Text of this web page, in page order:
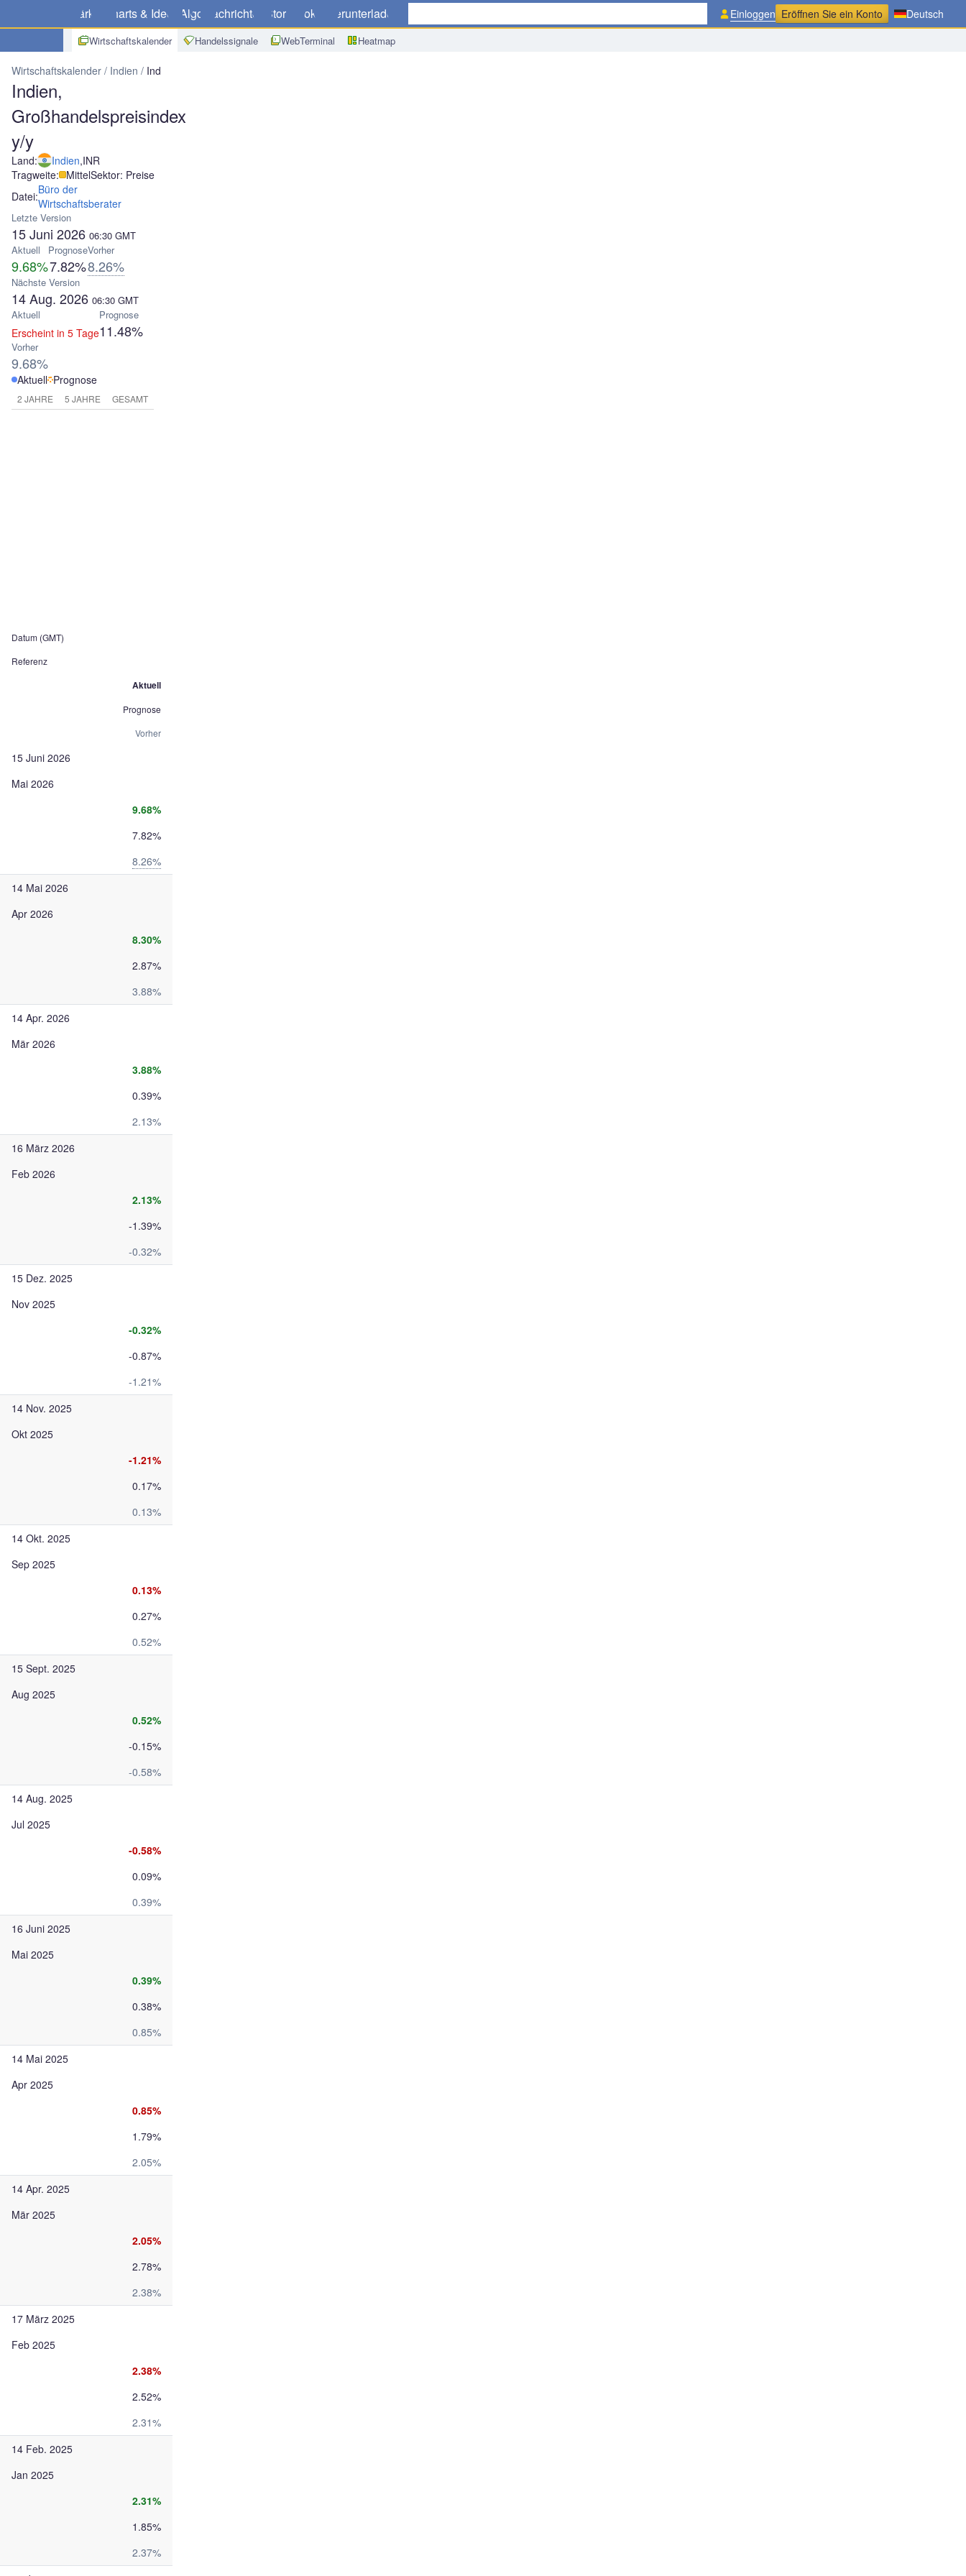
Märkte Charts & Ideen Algo Nachrichten Store Broker Herunterladen
Wirtschaftskalender Handelssignale WebTerminal Heatmap
Einloggen Eröffnen Sie ein Konto Deutsch
Wirtschaftskalender Indien Indien, Großhandelspreisindex y/y
Indien,
Großhandelspreisindex
y/y
Land: Indien,INR
Tragweite: MittelSektor: Preise
Datei:Büro der
Wirtschaftsberater
Letzte Version
15 Juni 2026 06:30 GMT
Aktuell
9.68%
Prognose
7.82%
Vorher
8.26%
Nächste Version
14 Aug. 2026 06:30 GMT
Aktuell
Erscheint in 5 Tage
Prognose
11.48%
Vorher
9.68%
Aktuell Prognose
2 JAHRE 5 JAHRE GESAMT
Datum (GMT)
Referenz
Aktuell
Prognose
Vorher
15 Juni 2026
Mai 2026
9.68%
7.82%
8.26%
14 Mai 2026
Apr 2026
8.30%
2.87%
3.88%
14 Apr. 2026
Mär 2026
3.88%
0.39%
2.13%
16 März 2026
Feb 2026
2.13%
-1.39%
-0.32%
15 Dez. 2025
Nov 2025
-0.32%
-0.87%
-1.21%
14 Nov. 2025
Okt 2025
-1.21%
0.17%
0.13%
14 Okt. 2025
Sep 2025
0.13%
0.27%
0.52%
15 Sept. 2025
Aug 2025
0.52%
-0.15%
-0.58%
14 Aug. 2025
Jul 2025
-0.58%
0.09%
0.39%
16 Juni 2025
Mai 2025
0.39%
0.38%
0.85%
14 Mai 2025
Apr 2025
0.85%
1.79%
2.05%
14 Apr. 2025
Mär 2025
2.05%
2.78%
2.38%
17 März 2025
Feb 2025
2.38%
2.52%
2.31%
14 Feb. 2025
Jan 2025
2.31%
1.85%
2.37%